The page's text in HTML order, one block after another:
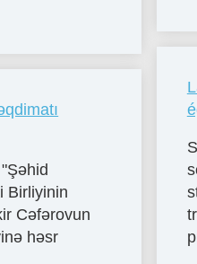
Birliyinin
Cəfərovun
həsr